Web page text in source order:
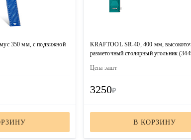
350 мм, с подвижной
KRAFTOOL SR-40, 400 мм,
разметочный столярный угольник
Цена зашт
3250₽
В КОРЗИНУ